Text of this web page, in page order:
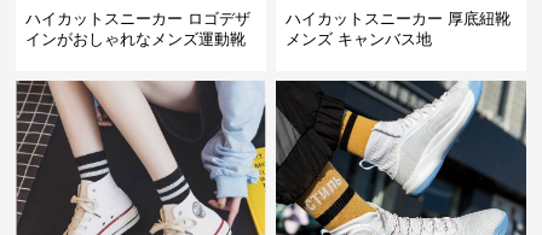
ハイカットスニーカー ロゴデザ
インがおしゃれなメンズ運動靴
ハイカットスニーカー 厚底紐靴
メンズ キャンバス地